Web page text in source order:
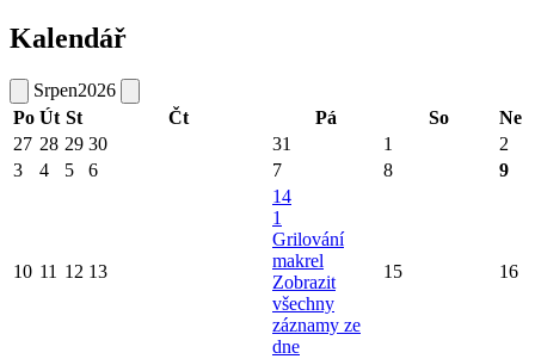
Kalendář
Srpen2026
Po Út St Čt Pá So
Ne
27 28 29 30 31 1
2
3
4 5 6 7 8 9
10 11 12 13
14
1
Grilování
makrel
Zobrazit
všechny
záznamy ze
dne
15 16